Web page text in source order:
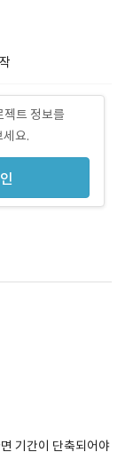
젝트 정보를
세요.
기간이 단축되어야